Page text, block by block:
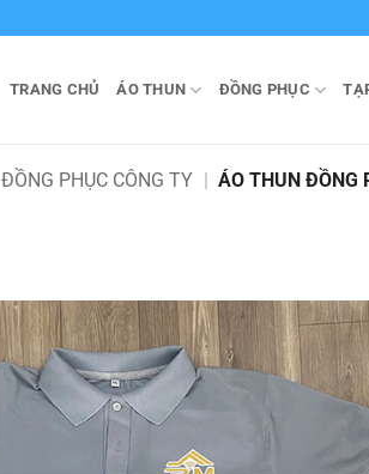
TRANG CHỦ ÁO THUN ĐỒNG PHỤC
ĐỒNG PHỤC CÔNG TY | ÁO THUN ĐỒNG